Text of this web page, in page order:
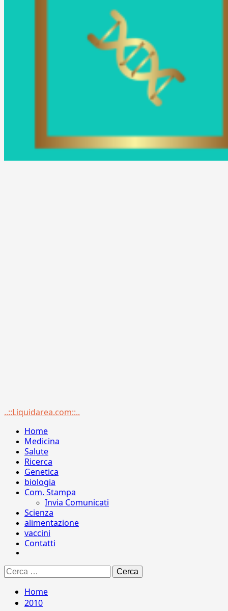
Menu
..::Liquidarea.com::..
Home
Medicina
Salute
Ricerca
Genetica
biologia
Com. Stampa
Invia Comunicati
Scienza
alimentazione
vaccini
Contatti
Ricerca
per:
Home
2010